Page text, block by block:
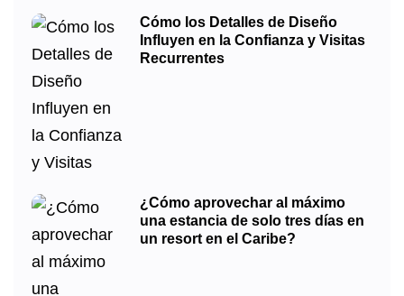
Cómo los Detalles de Diseño
Influyen en la Confianza y Visitas
Recurrentes
¿Cómo aprovechar al máximo
una estancia de solo tres días en
un resort en el Caribe?